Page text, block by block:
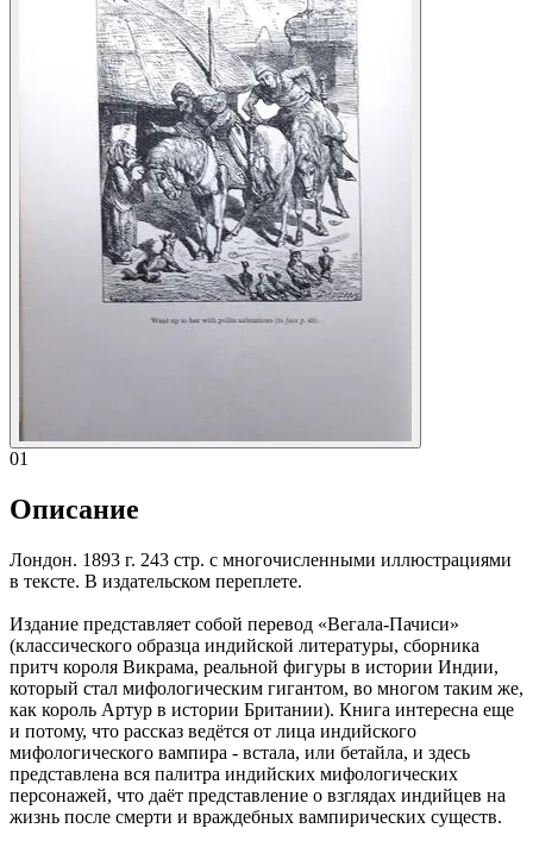
01
Описание
Лондон. 1893 г. 243 стр. с многочисленными иллюстрациями
в тексте. В издательском переплете.
Издание представляет собой перевод «Вегала-Пачиси»
(классического образца индийской литературы, сборника
притч короля Викрама, реальной фигуры в истории Индии,
который стал мифологическим гигантом, во многом таким же,
как король Артур в истории Британии). Книга интересна еще
и потому, что рассказ ведётся от лица индийского
мифологического вампира - встала, или бетайла, и здесь
представлена вся палитра индийских мифологических
персонажей, что даёт представление о взглядах индийцев на
жизнь после смерти и враждебных вампирических существ.